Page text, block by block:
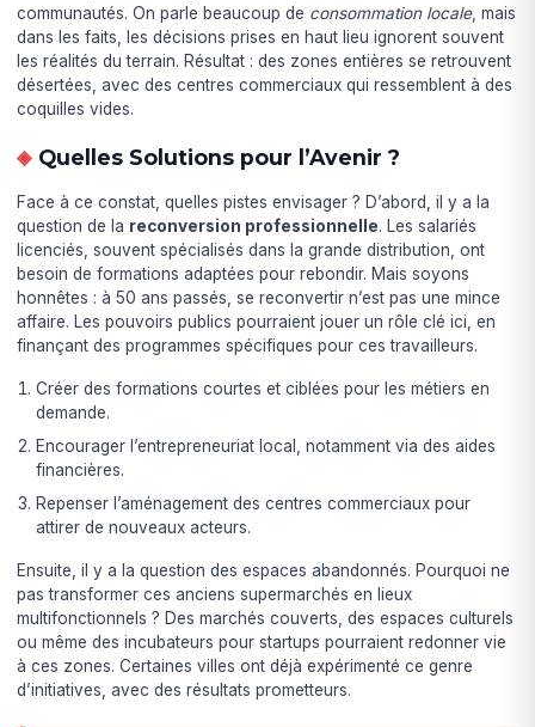
communautés. On parle beaucoup de consommation locale, mais
dans les faits, les décisions prises en haut lieu ignorent souvent
les réalités du terrain. Résultat : des zones entières se retrouvent
désertées, avec des centres commerciaux qui ressemblent à des
coquilles vides.
Quelles Solutions pour l’Avenir ?
Face à ce constat, quelles pistes envisager ? D’abord, il y a la
question de la reconversion professionnelle. Les salariés
licenciés, souvent spécialisés dans la grande distribution, ont
besoin de formations adaptées pour rebondir. Mais soyons
honnêtes : à 50 ans passés, se reconvertir n’est pas une mince
affaire. Les pouvoirs publics pourraient jouer un rôle clé ici, en
finançant des programmes spécifiques pour ces travailleurs.
Créer des formations courtes et ciblées pour les métiers en
demande.
Encourager l’entrepreneuriat local, notamment via des aides
financières.
Repenser l’aménagement des centres commerciaux pour
attirer de nouveaux acteurs.
Ensuite, il y a la question des espaces abandonnés. Pourquoi ne
pas transformer ces anciens supermarchés en lieux
multifonctionnels ? Des marchés couverts, des espaces culturels
ou même des incubateurs pour startups pourraient redonner vie
à ces zones. Certaines villes ont déjà expérimenté ce genre
d’initiatives, avec des résultats prometteurs.